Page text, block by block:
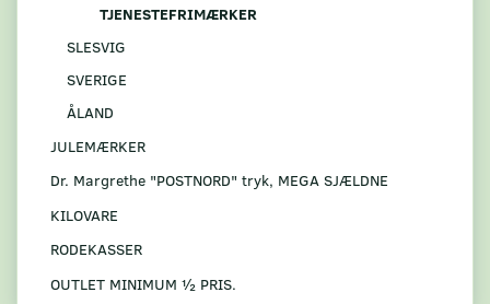
TJENESTEFRIMÆRKER
SLESVIG
SVERIGE
ÅLAND
JULEMÆRKER
Dr. Margrethe "POSTNORD" tryk, MEGA SJÆLDNE
KILOVARE
RODEKASSER
OUTLET MINIMUM ½ PRIS.